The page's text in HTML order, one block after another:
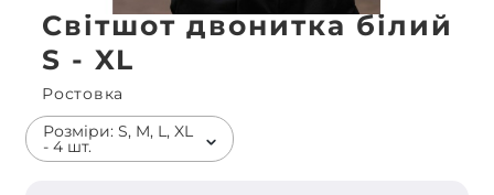
Світшот двонитка білий
S - XL
Ростовка
Розміри: S, M, L, XL
- 4 шт.